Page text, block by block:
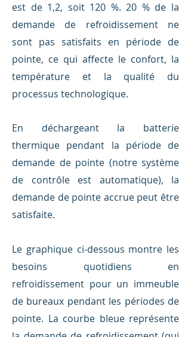
est de 1,2, soit 120 %. 20 % de la
demande de refroidissement ne
sont pas satisfaits en période de
pointe, ce qui affecte le confort, la
température et la qualité du
processus technologique.
En déchargeant la batterie
thermique pendant la période de
demande de pointe (notre système
de contrôle est automatique), la
demande de pointe accrue peut être
satisfaite.
Le graphique ci-dessous montre les
besoins quotidiens en
refroidissement pour un immeuble
de bureaux pendant les périodes de
pointe. La courbe bleue représente